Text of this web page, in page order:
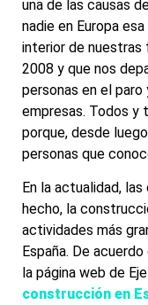
una de las causas
nadie en Europa
interior de
2008 y que nos
personas en el
empresas. Todos y
porque, desde
personas que
En la actualidad,
hecho, la
actividades más
España. De
la página web de
construcción en